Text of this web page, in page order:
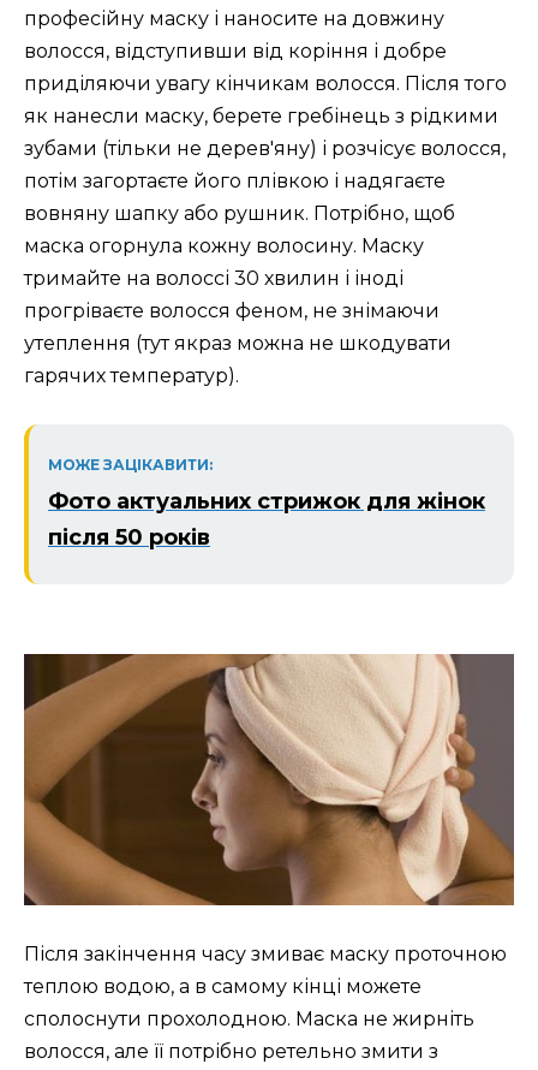
професійну маску і наносите на довжину
волосся, відступивши від коріння і добре
приділяючи увагу кінчикам волосся. Після того
як нанесли маску, берете гребінець з рідкими
зубами (тільки не дерев'яну) і розчісує волосся,
потім загортаєте його плівкою і надягаєте
вовняну шапку або рушник. Потрібно, щоб
маска огорнула кожну волосину. Маску
тримайте на волоссі 30 хвилин і іноді
прогріваєте волосся феном, не знімаючи
утеплення (тут якраз можна не шкодувати
гарячих температур).
МОЖЕ ЗАЦІКАВИТИ:
Фото актуальних стрижок для жінок
після 50 років
Після закінчення часу змиває маску проточною
теплою водою, а в самому кінці можете
сполоснути прохолодною. Маска не жирніть
волосся, але її потрібно ретельно змити з